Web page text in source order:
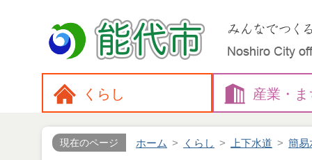
くらし 産業・
現在のページ ホーム くらし 上下水道 簡易